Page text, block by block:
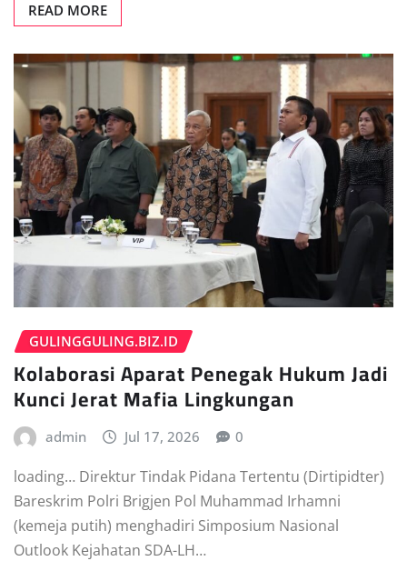
READ MORE
GULINGGULING.BIZ.ID
Kolaborasi Aparat Penegak Hukum Jadi
Kunci Jerat Mafia Lingkungan
admin Jul 17, 2026 0
loading… Direktur Tindak Pidana Tertentu (Dirtipidter)
Bareskrim Polri Brigjen Pol Muhammad Irhamni
(kemeja putih) menghadiri Simposium Nasional
Outlook Kejahatan SDA-LH…